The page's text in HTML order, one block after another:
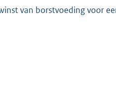
van borstvoeding voor